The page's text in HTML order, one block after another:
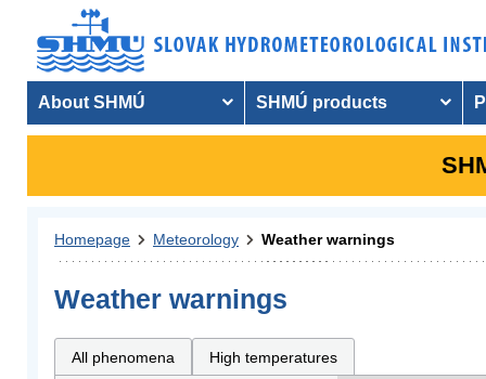
About SHMÚ SHMÚ products
Homepage Meteorology Weather warnings
Weather warnings
All phenomena High temperatures